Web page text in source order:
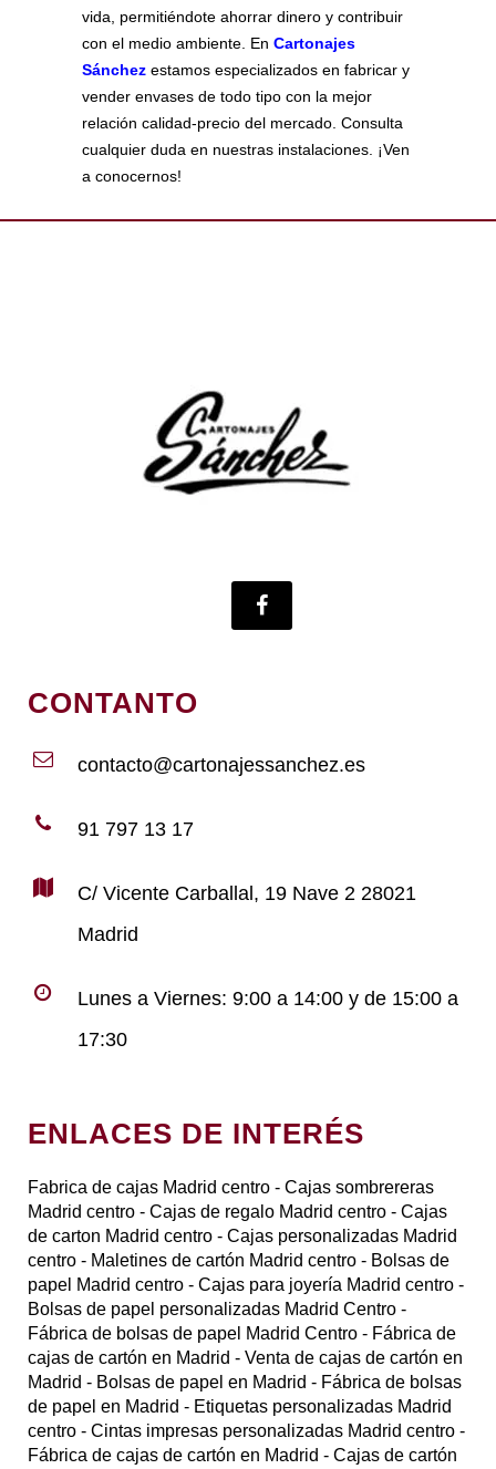
vida, permitiéndote ahorrar dinero y contribuir
con el medio ambiente. En Cartonajes
Sánchez estamos especializados en fabricar y
vender envases de todo tipo con la mejor
relación calidad-precio del mercado. Consulta
cualquier duda en nuestras instalaciones. ¡Ven
a conocernos!
CONTANTO
contacto@cartonajessanchez.es
91 797 13 17
C/ Vicente Carballal, 19 Nave 2 28021
Madrid
Lunes a Viernes: 9:00 a 14:00 y de 15:00 a
17:30
ENLACES DE INTERÉS
Fabrica de cajas Madrid centro - Cajas sombrereras
Madrid centro - Cajas de regalo Madrid centro - Cajas
de carton Madrid centro - Cajas personalizadas Madrid
centro - Maletines de cartón Madrid centro - Bolsas de
papel Madrid centro - Cajas para joyería Madrid centro -
Bolsas de papel personalizadas Madrid Centro -
Fábrica de bolsas de papel Madrid Centro - Fábrica de
cajas de cartón en Madrid - Venta de cajas de cartón en
Madrid - Bolsas de papel en Madrid - Fábrica de bolsas
de papel en Madrid - Etiquetas personalizadas Madrid
centro - Cintas impresas personalizadas Madrid centro -
Fábrica de cajas de cartón en Madrid - Cajas de cartón